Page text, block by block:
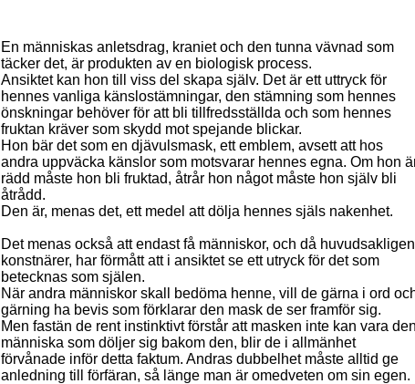
En människas anletsdrag, kraniet och den tunna vävnad som
täcker det, är produkten av en biologisk process.
Ansiktet kan hon till viss del skapa själv. Det är ett uttryck för
hennes vanliga känslostämningar, den stämning som hennes
önskningar behöver för att bli tillfredsställda och som hennes
fruktan kräver som skydd mot spejande blickar.
Hon bär det som en djävulsmask, ett emblem, avsett att hos
andra uppväcka känslor som motsvarar hennes egna. Om hon
rädd måste hon bli fruktad, åtrår hon något måste hon själv bli
åtrådd.
Den är, menas det, ett medel att dölja hennes själs nakenhet.
Det menas också att endast få människor, och då huvudsakligen
konstnärer, har förmått att i ansiktet se ett utryck för det som
betecknas som själen.
När andra människor skall bedöma henne, vill de gärna i ord
gärning ha bevis som förklarar den mask de ser framför sig.
Men fastän de rent instinktivt förstår att masken inte kan vara den
människa som döljer sig bakom den, blir de i allmänhet
förvånade inför detta faktum. Andras dubbelhet måste alltid ge
anledning till förfäran, så länge man är omedveten om sin egen.